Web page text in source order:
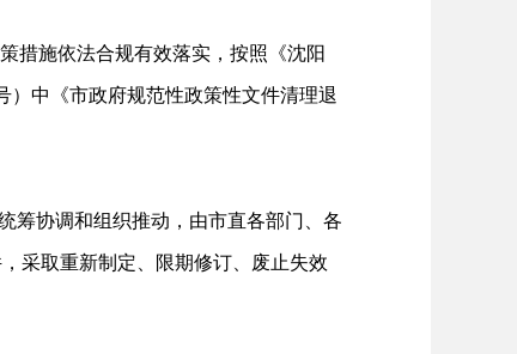
措施依法合规有效落实，按照《沈阳
）中《市政府规范性政策性文件清理退
协调和组织推动，由市直各部门、各
采取重新制定、限期修订、废止失效